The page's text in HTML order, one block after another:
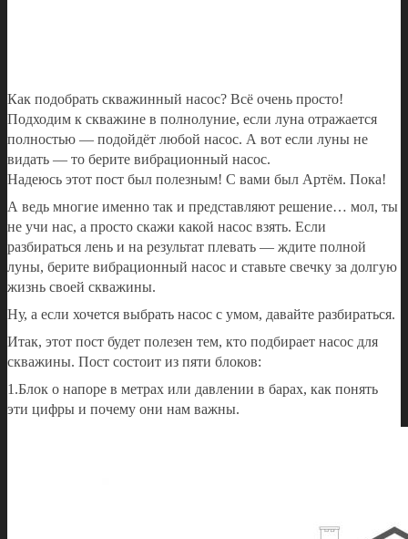
Как подобрать скважинный насос? Всё очень просто!
Подходим к скважине в полнолуние, если луна отражается
полностью — подойдёт любой насос. А вот если луны не
видать — то берите вибрационный насос.
Надеюсь этот пост был полезным! С вами был Артём. Пока!
А ведь многие именно так и представляют решение… мол, ты
не учи нас, а просто скажи какой насос взять. Если
разбираться лень и на результат плевать — ждите полной
луны, берите вибрационный насос и ставьте свечку за долгую
жизнь своей скважины.
Ну, а если хочется выбрать насос с умом, давайте разбираться.
Итак, этот пост будет полезен тем, кто подбирает насос для
скважины. Пост состоит из пяти блоков:
1.Блок о напоре в метрах или давлении в барах, как понять
эти цифры и почему они нам важны.